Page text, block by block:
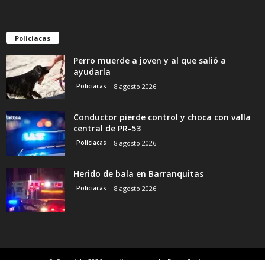
Policiacas
Perro muerde a joven y al que salió a
ayudarla
Policiacas 8 agosto 2026
Conductor pierde control y choca con valla
central de PR-53
Policiacas 8 agosto 2026
Herido de bala en Barranquitas
Policiacas 8 agosto 2026